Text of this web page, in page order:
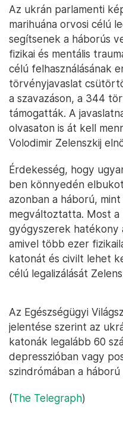
Az ukrán parlamenti
marihuána orvosi célú
segítsenek a háborús
fizikai és mentális
célú felhasználásának
törvényjavaslat
a szavazáson, a 344
támogatták. A
olvasaton is át kell
Volodimir Zelenszkij
Érdekesség, hogy
ben könnyedén
azonban a háború,
megváltoztatta. Most a
gyógyszerek hatékony
amivel több ezer
katonát és civilt lehet
célú legalizálását
Az Egészségügyi
jelentése szerint az
katonák legalább 60
depresszióban vagy
szindrómában a háború
(The Telegraph)